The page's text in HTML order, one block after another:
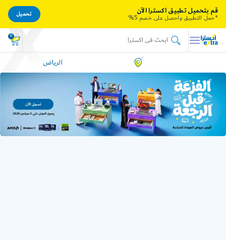
0
الرياض
قم بتحميل تطبيق اكسترا الآن
*حمل التطبيق واحصل على خصم 5%
تحميل